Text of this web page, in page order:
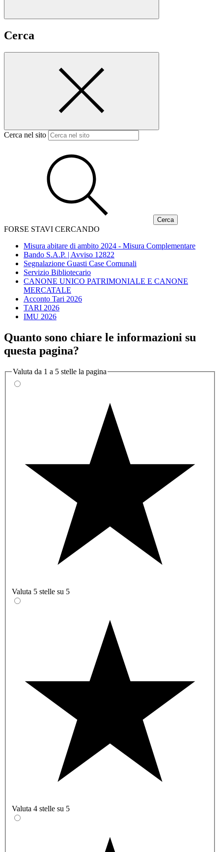
Cerca
Cerca nel sito
FORSE STAVI CERCANDO
Misura abitare di ambito 2024 - Misura Complementare
Bando S.A.P. | Avviso 12822
Segnalazione Guasti Case Comunali
Servizio Bibliotecario
CANONE UNICO PATRIMONIALE E CANONE
MERCATALE
Acconto Tari 2026
TARI 2026
IMU 2026
Quanto sono chiare le informazioni su
questa pagina?
Valuta da 1 a 5 stelle la pagina
Valuta 5 stelle su 5
Valuta 4 stelle su 5